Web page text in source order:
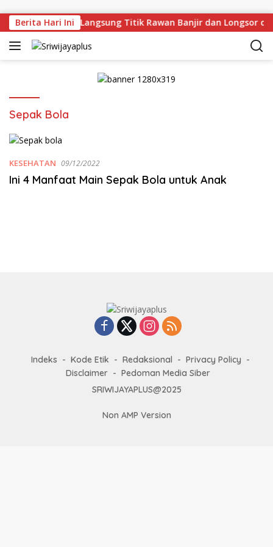
Berita Hari Ini
Deru Tinjau Langsung Titik Rawan Banjir dan Longsor di
Sepak Bola
KESEHATAN 09/12/2022
Ini 4 Manfaat Main Sepak Bola untuk Anak
Indeks Kode Etik Redaksional
Privacy Policy
Disclaimer
Pedoman Media Siber
SRIWIJAYAPLUS@2025
Non AMP Version